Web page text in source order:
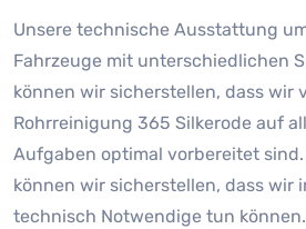
Unsere technische Ausstattung
Fahrzeuge mit unterschiedlichen
können wir sicherstellen, dass wir
Rohrreinigung 365 Silkerode auf
Aufgaben optimal vorbereitet sind.
können wir sicherstellen, dass wir
technisch Notwendige tun